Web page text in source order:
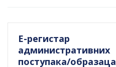
Е-регистар
административних
поступака/образаца